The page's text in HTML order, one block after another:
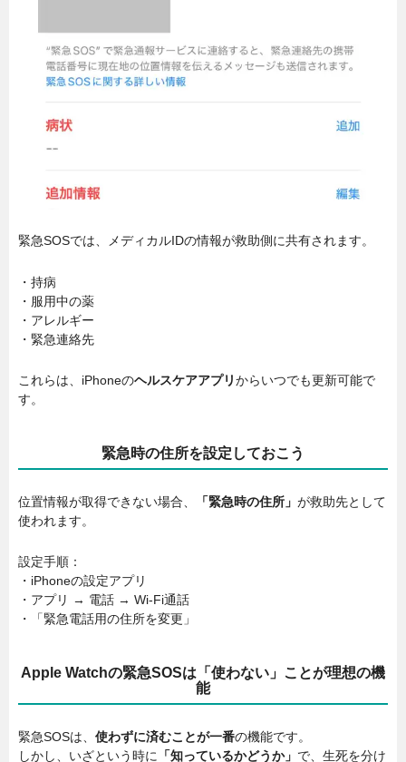
緊急SOSでは、メディカルIDの情報が救助側に共有されます。
・持病
・服用中の薬
・アレルギー
・緊急連絡先
これらは、iPhoneのヘルスケアアプリからいつでも更新可能で
す。
緊急時の住所を設定しておこう
位置情報が取得できない場合、 「緊急時の住所」 が救助先として
使われます。
設定手順：
・iPhoneの設定アプリ
・アプリ → 電話 → Wi-Fi通話
・「緊急電話用の住所を変更」
Apple Watchの緊急SOSは「使わない」ことが理想の機
能
緊急SOSは、 使わずに済むことが一番の機能です。
しかし、いざという時に
「知っているかどうか」 で、生死を分け